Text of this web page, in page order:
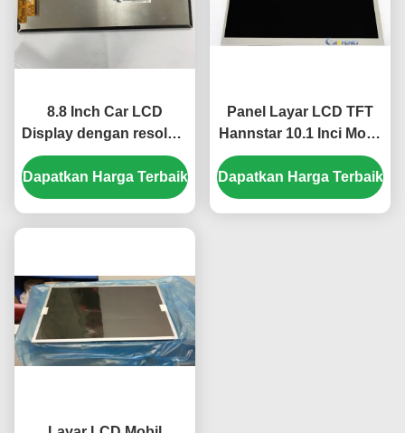
8.8 Inch Car LCD
Display dengan resolusi
1920×480 dan 30K Jam
Hidup Kerja untuk
penggunaan otomotif
Dapatkan Harga Terbaik
Panel Layar LCD TFT
Hannstar 10.1 Inci Mobil
dengan Piksel 1280*720
Konektor 60Pin dan
Kecerahan 600 cd/m²
Dapatkan Harga Terbaik